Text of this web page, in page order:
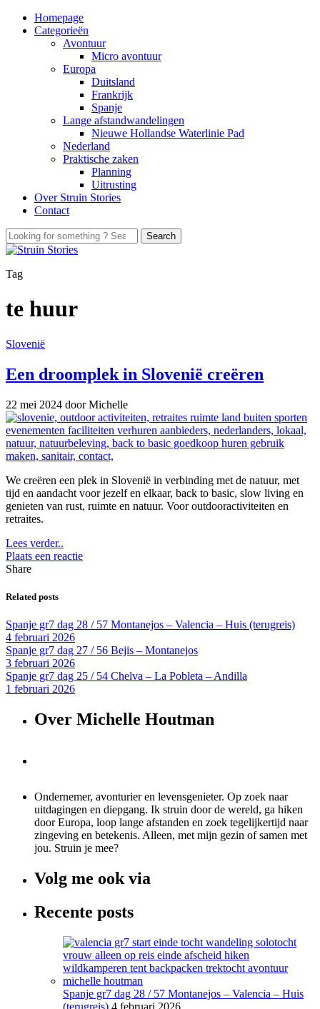
Homepage
Categorieën
Avontuur
Micro avontuur
Europa
Duitsland
Frankrijk
Spanje
Lange afstandwandelingen
Nieuwe Hollandse Waterlinie Pad
Nederland
Praktische zaken
Planning
Uitrusting
Over Struin Stories
Contact
Tag
te huur
Slovenië
Een droomplek in Slovenië creëren
22 mei 2024 door Michelle
We creëren een plek in Slovenië in verbinding met de natuur, met
tijd en aandacht voor jezelf en elkaar, back to basic, slow living en
genieten van rust, ruimte en natuur. Voor outdooractiviteiten en
retraites.
Lees verder..
Plaats een reactie
Share
Related posts
Spanje gr7 dag 28 / 57 Montanejos – Valencia – Huis (terugreis)
4 februari 2026
Spanje gr7 dag 27 / 56 Bejis – Montanejos
3 februari 2026
Spanje gr7 dag 25 / 54 Chelva – La Pobleta – Andilla
1 februari 2026
Over Michelle Houtman
Ondernemer, avonturier en levensgenieter. Op zoek naar
uitdagingen en diepgang. Ik struin door de wereld, ga hiken
door Europa, loop lange afstanden en zoek tegelijkertijd naar
zingeving en betekenis. Alleen, met mijn gezin of samen met
jou. Struin je mee?
Volg me ook via
Recente posts
Spanje gr7 dag 28 / 57 Montanejos – Valencia – Huis
(terugreis) 4 februari 2026